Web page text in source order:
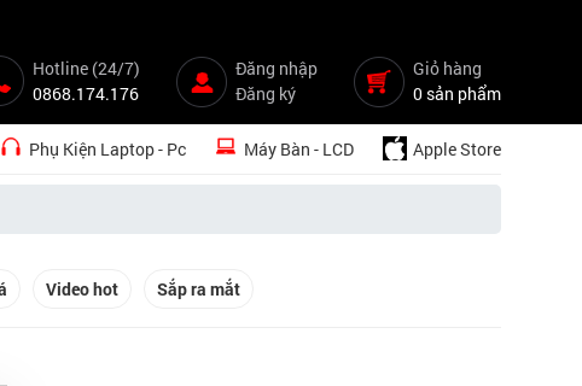
Hotline (24/7)
0868.174.176
Đăng nhập
Đăng ký
Giỏ hàng
0 sản phẩm
Phụ Kiện Laptop - Pc Máy Bàn - LCD Apple Store
Video hot Sắp ra mắt